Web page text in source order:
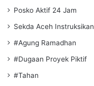
Posko Aktif 24 Jam
Sekda Aceh Instruksikan
#Agung Ramadhan
#Dugaan Proyek Piktif
#Tahan